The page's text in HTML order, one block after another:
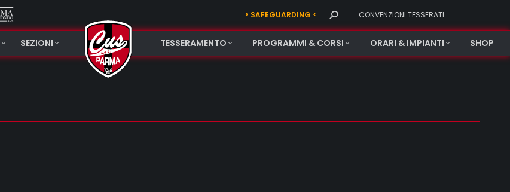
> SAFEGUARDING < Search: CONVENZIONI TESSERATI
SEZIONI TESSERAMENTO PROGRAMMI & CORSI ORARI & IMPIANTI SHOP